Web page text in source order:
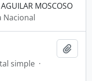
MOSCOSO
Nacional
simple ·